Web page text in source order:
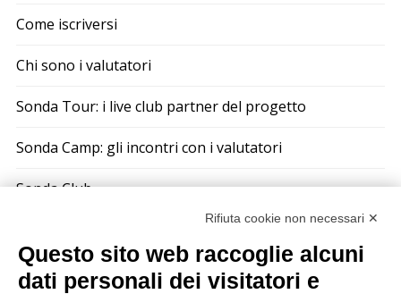
Come iscriversi
Chi sono i valutatori
Sonda Tour: i live club partner del progetto
Sonda Camp: gli incontri con i valutatori
Sonda Club
Sono un musicista: perché dovrei iscrivermi?
Rifiuta cookie non necessari ✕
Questo sito web raccoglie alcuni
dati personali dei visitatori e